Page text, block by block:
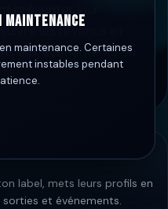
maintenance
maintenance. Certaines
instables pendant
présenter leur
les revenus et
aux événements ou
label, mets leurs profils en
et événements.